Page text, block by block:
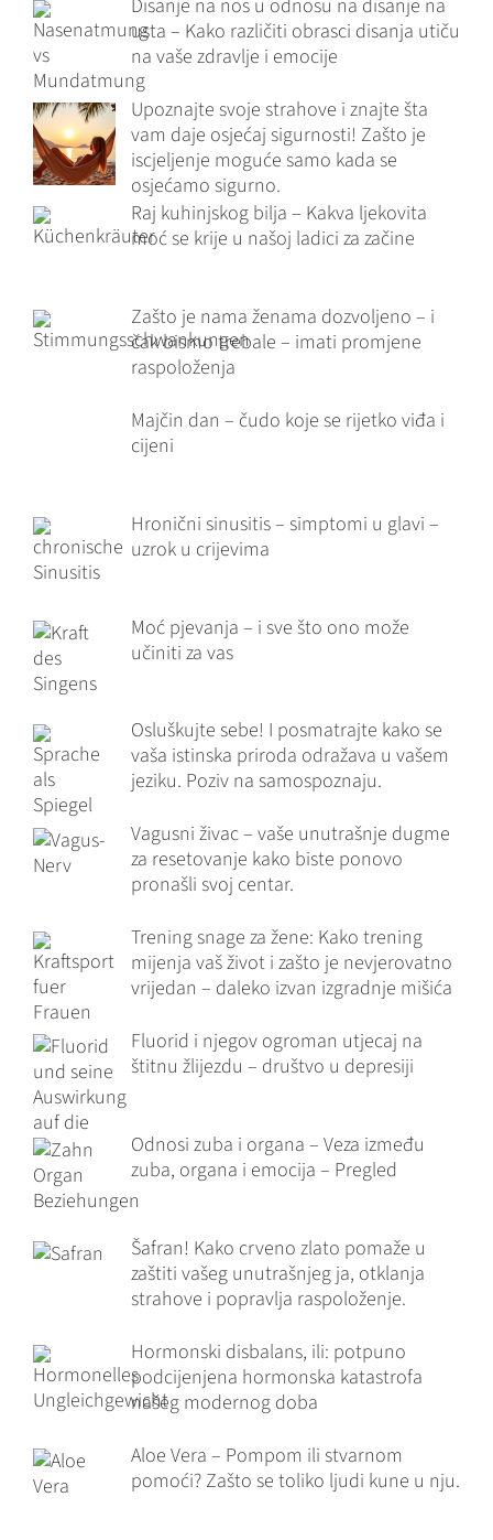
Disanje na nos u odnosu na disanje na
usta – Kako različiti obrasci disanja utiču
na vaše zdravlje i emocije
Upoznajte svoje strahove i znajte šta
vam daje osjećaj sigurnosti! Zašto je
iscjeljenje moguće samo kada se
osjećamo sigurno.
Raj kuhinjskog bilja – Kakva ljekovita
moć se krije u našoj ladici za začine
Zašto je nama ženama dozvoljeno – i
čak bismo trebale – imati promjene
raspoloženja
Majčin dan – čudo koje se rijetko viđa i
cijeni
Hronični sinusitis – simptomi u glavi –
uzrok u crijevima
Moć pjevanja – i sve što ono može
učiniti za vas
Osluškujte sebe! I posmatrajte kako se
vaša istinska priroda odražava u vašem
jeziku. Poziv na samospoznaju.
Vagusni živac – vaše unutrašnje dugme
za resetovanje kako biste ponovo
pronašli svoj centar.
Trening snage za žene: Kako trening
mijenja vaš život i zašto je nevjerovatno
vrijedan – daleko izvan izgradnje mišića
Fluorid i njegov ogroman utjecaj na
štitnu žlijezdu – društvo u depresiji
Odnosi zuba i organa – Veza između
zuba, organa i emocija – Pregled
Šafran! Kako crveno zlato pomaže u
zaštiti vašeg unutrašnjeg ja, otklanja
strahove i popravlja raspoloženje.
Hormonski disbalans, ili: potpuno
podcijenjena hormonska katastrofa
našeg modernog doba
Aloe Vera – Pompom ili stvarnom
pomoći? Zašto se toliko ljudi kune u nju.